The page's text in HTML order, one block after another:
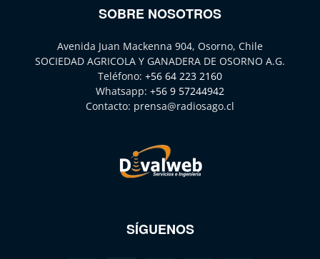
SOBRE NOSOTROS
Avenida Juan Mackenna 904, Osorno, Chile
SOCIEDAD AGRICOLA Y GANADERA DE OSORNO A.G.
Teléfono: +56 64 223 2160
Whatsapp: +56 9 57244942
Contacto: prensa@radiosago.cl
SÍGUENOS